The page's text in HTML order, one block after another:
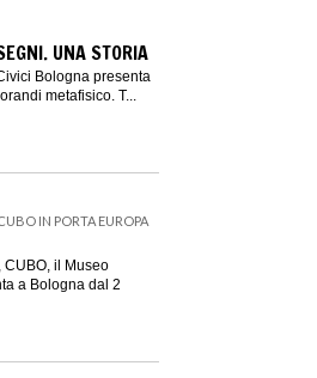
UNA STORIA
Bologna presenta
metafisico. T...
IN PORTA EUROPA
CUBO, il Museo
a Bologna dal 2